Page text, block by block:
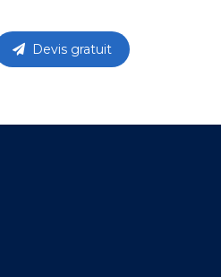
Devis gratuit